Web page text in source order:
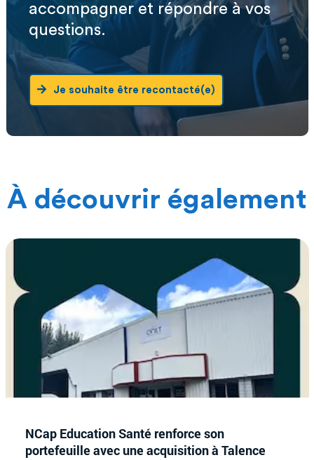
accompagner et répondre à vos
questions.
Je souhaite être recontacté(e)
À découvrir également
NCap Education Santé renforce son
portefeuille avec une acquisition à Talence